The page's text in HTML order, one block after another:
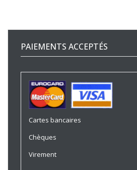
PAIEMENTS ACCEPTÉS
Cartes bancaires
Chèques
Virement